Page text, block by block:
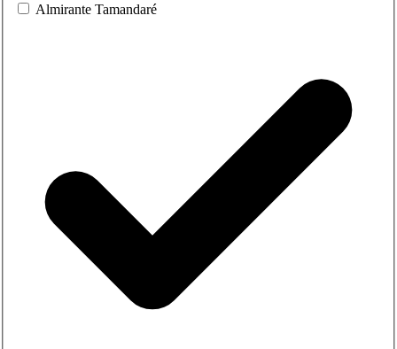
Almirante Tamandaré